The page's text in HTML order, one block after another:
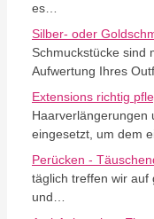
es…
Silber- oder
Schmuckstücke sind
Aufwertung Ihres
Extensions richtig
Haarverlängerungen
eingesetzt, um dem
Perücken -
täglich treffen wir auf
und…